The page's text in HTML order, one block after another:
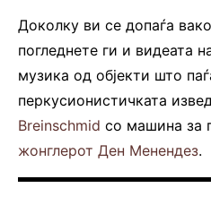
Доколку ви се допаѓа
погледнете ги и видеата
музика од објекти што
перкусионистичката
Breinschmid со машина за
жонглерот Ден Менендез.